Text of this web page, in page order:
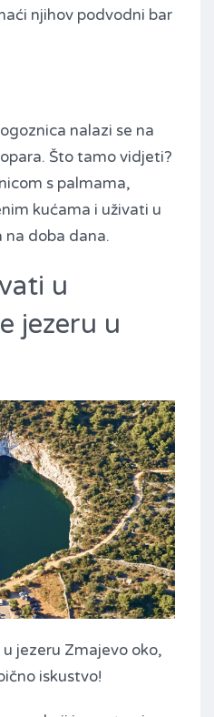
njihov podvodni bar
nalazi se na
Što tamo vidjeti?
s palmama,
kućama i uživati ​​u
na doba dana.
​​u
jezeru u
jezeru Zmajevo oko,
iskustvo!